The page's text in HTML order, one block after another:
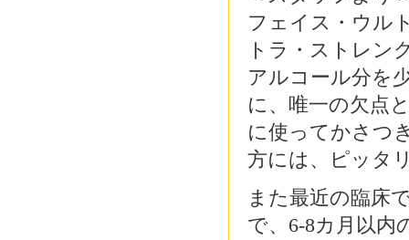
フェイス・ウル
トラ・ストレン
アルコール分を
に、唯一の欠点
に使ってかさつ
方には、ピッタ
また最近の臨床
で、6-8カ月以内